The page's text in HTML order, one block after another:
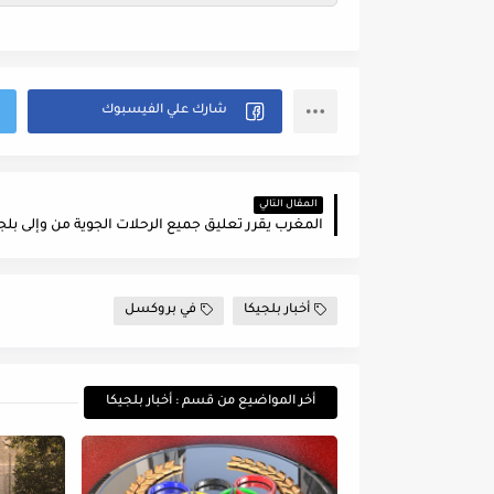
المقال التالي
المغرب يقرر تعليق جميع الرحلات الجوية من وإلى
أخبار بلجيكا في بروكسل
أخر المواضيع من قسم : أخبار بلجيكا